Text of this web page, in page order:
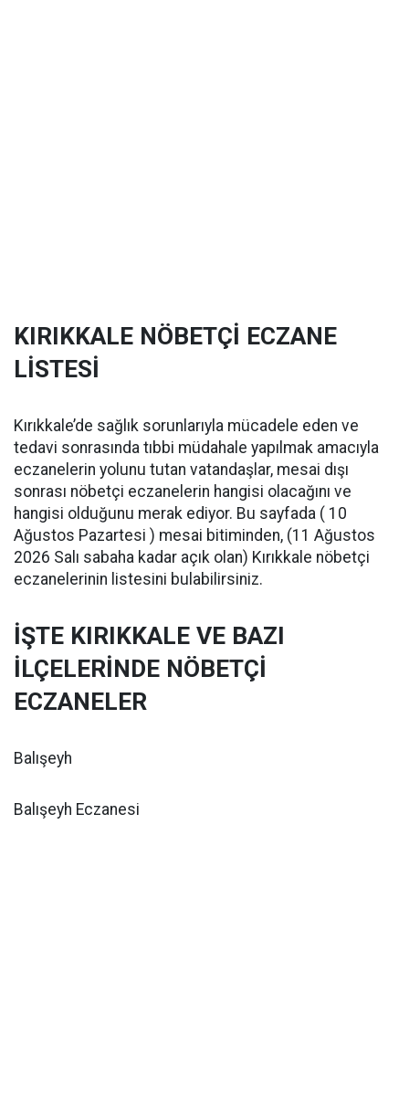
KIRIKKALE NÖBETÇİ ECZANE
LİSTESİ
Kırıkkale’de sağlık sorunlarıyla mücadele eden ve
tedavi sonrasında tıbbi müdahale yapılmak amacıyla
eczanelerin yolunu tutan vatandaşlar, mesai dışı
sonrası nöbetçi eczanelerin hangisi olacağını ve
hangisi olduğunu merak ediyor. Bu sayfada ( 10
Ağustos Pazartesi ) mesai bitiminden, (11 Ağustos
2026 Salı sabaha kadar açık olan) Kırıkkale nöbetçi
eczanelerinin listesini bulabilirsiniz.
İŞTE KIRIKKALE VE BAZI
İLÇELERİNDE NÖBETÇİ
ECZANELER
Balışeyh
Balışeyh Eczanesi